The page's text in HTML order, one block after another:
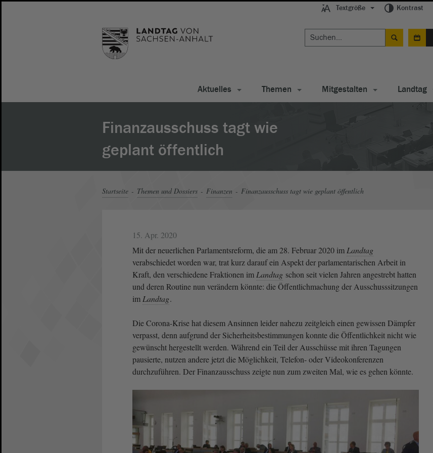
Textgröße Kontrast
Aktuelles Themen Mitgestalten Landtag
Finanzausschuss tagt wie
geplant öffentlich
Startseite Themen und Dossiers Finanzen Finanzausschuss tagt wie geplant öffentlich
15. Apr. 2020
Mit der neuerlichen Parlamentsreform, die am 28. Februar 2020 im Landtag
verabschiedet worden war, trat kurz darauf ein Aspekt der parlamentarischen Arbeit in
Kraft, den verschiedene Fraktionen im Landtag schon seit vielen Jahren angestrebt hatten
und deren Routine nun verändern könnte: die Öffentlichmachung der Ausschusssitzungen
im Landtag.
Die Corona-Krise hat diesem Ansinnen leider nahezu zeitgleich einen gewissen Dämpfer
verpasst, denn aufgrund der Sicherheitsbestimmungen konnte die Öffentlichkeit nicht wie
gewünscht hergestellt werden. Während ein Teil der Ausschüsse mit ihren Tagungen
pausierte, nutzen andere jetzt die Möglichkeit, Telefon- oder Videokonferenzen
durchzuführen. Der Finanzausschuss zeigte nun zum zweiten Mal, wie es gehen könnte.